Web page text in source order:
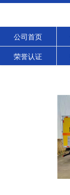
公司首页
荣誉认证